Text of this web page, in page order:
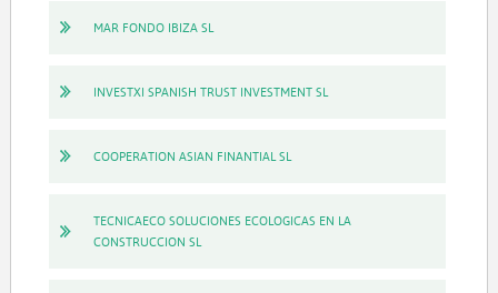
MAR FONDO IBIZA SL
INVESTXI SPANISH TRUST INVESTMENT SL
COOPERATION ASIAN FINANTIAL SL
TECNICAECO SOLUCIONES ECOLOGICAS EN LA
CONSTRUCCION SL